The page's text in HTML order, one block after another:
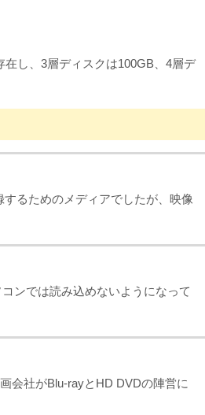
し、3層ディスクは100GB、4層デ
るためのメディアでしたが、映像
ンでは読み込めないようになって
会社がBlu-rayとHD DVDの陣営に